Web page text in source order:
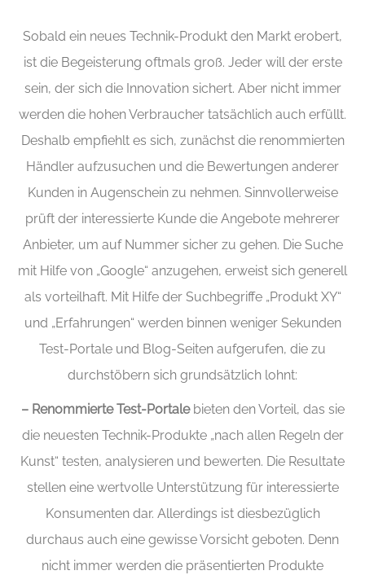
Sobald ein neues Technik-Produkt den Markt erobert,
ist die Begeisterung oftmals groß. Jeder will der erste
sein, der sich die Innovation sichert. Aber nicht immer
werden die hohen Verbraucher tatsächlich auch erfüllt.
Deshalb empfiehlt es sich, zunächst die renommierten
Händler aufzusuchen und die Bewertungen anderer
Kunden in Augenschein zu nehmen. Sinnvollerweise
prüft der interessierte Kunde die Angebote mehrerer
Anbieter, um auf Nummer sicher zu gehen. Die Suche
mit Hilfe von „Google“ anzugehen, erweist sich generell
als vorteilhaft. Mit Hilfe der Suchbegriffe „Produkt XY“
und „Erfahrungen“ werden binnen weniger Sekunden
Test-Portale und Blog-Seiten aufgerufen, die zu
durchstöbern sich grundsätzlich lohnt:
– Renommierte Test-Portalebieten den Vorteil, das sie
die neuesten Technik-Produkte „nach allen Regeln der
Kunst“ testen, analysieren und bewerten. Die Resultate
stellen eine wertvolle Unterstützung für interessierte
Konsumenten dar. Allerdings ist diesbezüglich
durchaus auch eine gewisse Vorsicht geboten. Denn
nicht immer werden die präsentierten Produkte